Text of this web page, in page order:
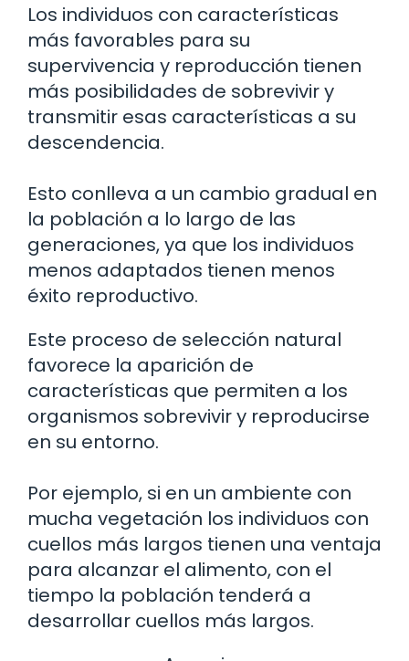
Los individuos con características
más favorables para su
supervivencia y reproducción tienen
más posibilidades de sobrevivir y
transmitir esas características a su
descendencia.
Esto conlleva a un cambio gradual en
la población a lo largo de las
generaciones, ya que los individuos
menos adaptados tienen menos
éxito reproductivo.
Este proceso de selección natural
favorece la aparición de
características que permiten a los
organismos sobrevivir y reproducirse
en su entorno.
Por ejemplo, si en un ambiente con
mucha vegetación los individuos con
cuellos más largos tienen una ventaja
para alcanzar el alimento, con el
tiempo la población tenderá a
desarrollar cuellos más largos.